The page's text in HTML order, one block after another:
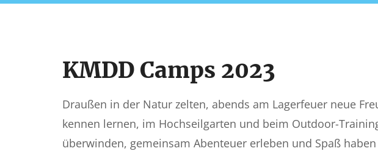
KMDD Camps 2023
Draußen in der Natur zelten, abends am Lagerfeuer neue
kennen lernen, im Hochseilgarten und beim Outdoor-
überwinden, gemeinsam Abenteuer erleben und Spaß